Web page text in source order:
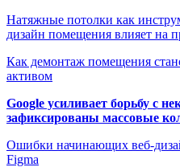
Натяжные потолки как
дизайн помещения влияет на
Как демонтаж помещения
активом
Google усиливает борьбу с
зафиксированы массовые
Ошибки начинающих веб-
Figma